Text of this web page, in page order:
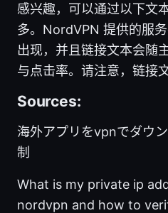
感兴趣，可以通过以下文
多。NordVPN 提供的服
出现，并且链接文本会随
与点击率。请注意，链接
Sources:
海外アプリをvpnでダウ
制
What is my private ip
nordvpn and how to